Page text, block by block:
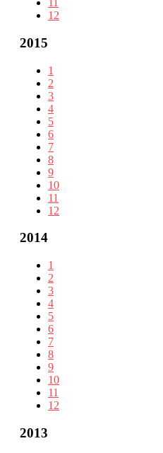
11
12
2015
1
2
3
4
5
6
7
8
9
10
11
12
2014
1
2
3
4
5
6
7
8
9
10
11
12
2013